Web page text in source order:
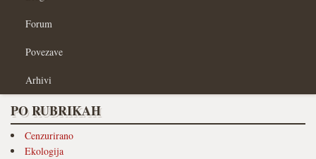
Forum
Povezave
Arhivi
PO RUBRIKAH
Cenzurirano
Ekologija